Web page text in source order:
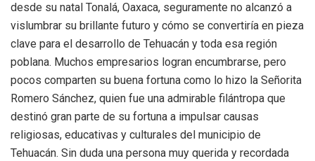
desde su natal Tonalá, Oaxaca, seguramente no alcanzó a
vislumbrar su brillante futuro y cómo se convertiría en pieza
clave para el desarrollo de Tehuacán y toda esa región
poblana. Muchos empresarios logran encumbrarse, pero
pocos comparten su buena fortuna como lo hizo la Señorita
Romero Sánchez, quien fue una admirable filántropa que
destinó gran parte de su fortuna a impulsar causas
religiosas, educativas y culturales del municipio de
Tehuacán. Sin duda una persona muy querida y recordada